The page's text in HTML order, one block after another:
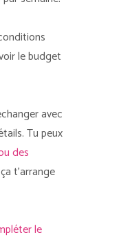
le budget
avec
Tu peux
des
t’arrange
le